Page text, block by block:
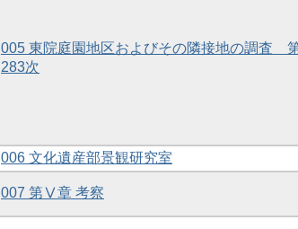
005 東院庭園地区およびその隣接地の調査
283次
006 文化遺産部景観研究室
007 第Ⅴ章 考察